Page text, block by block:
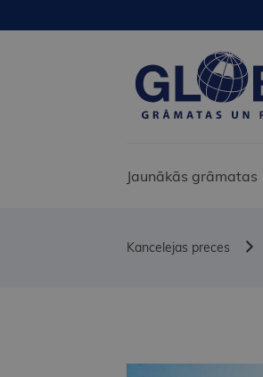
Jaunākās grāmatas
Kancelejas preces